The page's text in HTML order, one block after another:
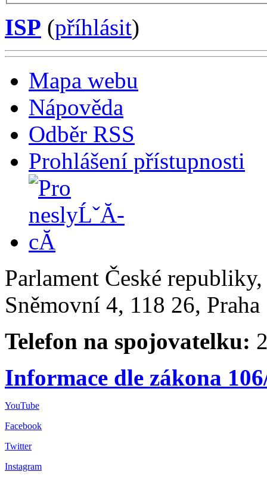
ISP (příhlásit)
Mapa webu
Nápověda
Odběr RSS
Prohlášení přístupnosti
Parlament České
Sněmovní 4, 118 26,
Telefon na spojovatelku:
Informace dle zákona
YouTube
Facebook
Twitter
Instagram